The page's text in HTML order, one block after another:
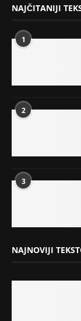
NAJČITANIJI
1
2
3
NAJNOVIJI